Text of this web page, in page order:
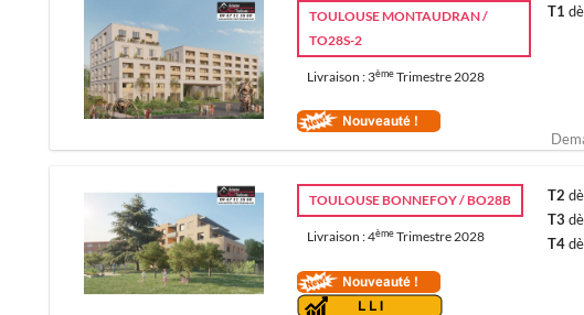
TOULOUSE MONTAUDRAN /
TO28S-2
Livraison : 3èmeTrimestre 2028
T1
TOULOUSE BONNEFOY / BO28B
Livraison : 4èmeTrimestre 2028
T2
T3
T4